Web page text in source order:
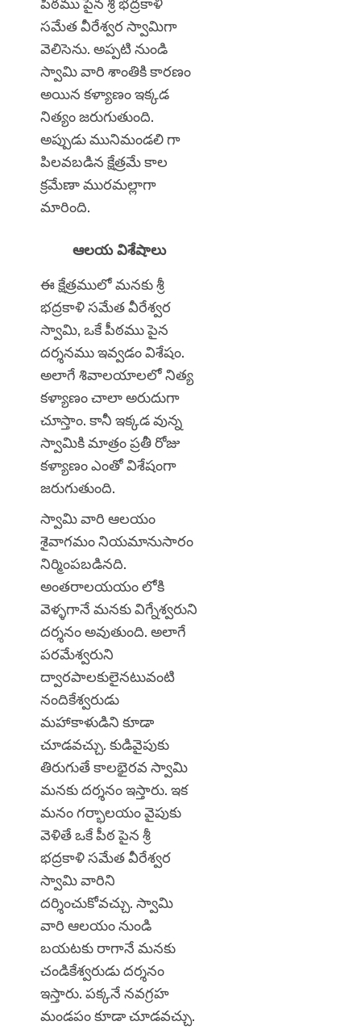
సమేత వీరేశ్వర స్వామిగా
వెలిసెను. అప్పటి నుండి
స్వామి వారి శాంతికి కారణం
అయిన కళ్యాణం ఇక్కడ
నిత్యం జరుగుతుంది.
అప్పుడు మునిమండలి గా
పిలవబడిన క్షేత్రమే కాల
క్రమేణా మురమల్లాగా
మారింది.
ఆలయ విశేషాలు
ఈ క్షేత్రములో మనకు శ్రీ
భద్రకాళి సమేత వీరేశ్వర
స్వామి, ఒకే పీఠము పైన
దర్శనము ఇవ్వడం విశేషం.
అలాగే శివాలయాలలో నిత్య
కళ్యాణం చాలా అరుదుగా
చూస్తాం. కానీ ఇక్కడ వున్న
స్వామికి మాత్రం ప్రతీ రోజు
కళ్యాణం ఎంతో విశేషంగా
జరుగుతుంది.
స్వామి వారి ఆలయం
శైవాగమం నియమానుసారం
నిర్మింపబడినది.
అంతరాలయయం లోకి
వెళ్ళగానే మనకు విగ్నేశ్వరుని
దర్శనం అవుతుంది. అలాగే
పరమేశ్వరుని
ద్వారపాలకులైనటువంటి
నందికేశ్వరుడు
మహాకాళుడిని కూడా
చూడవచ్చు. కుడివైపుకు
తిరుగుతే కాలభైరవ స్వామి
మనకు దర్శనం ఇస్తారు. ఇక
మనం గర్భాలయం వైపుకు
వెళితే ఒకే పీఠ పైన శ్రీ
భద్రకాళి సమేత వీరేశ్వర
స్వామి వారిని
దర్శించుకోవచ్చు. స్వామి
వారి ఆలయం నుండి
బయటకు రాగానే మనకు
చండికేశ్వరుడు దర్శనం
ఇస్తారు. పక్కనే నవగ్రహ
మండపం కూడా చూడవచ్చు.